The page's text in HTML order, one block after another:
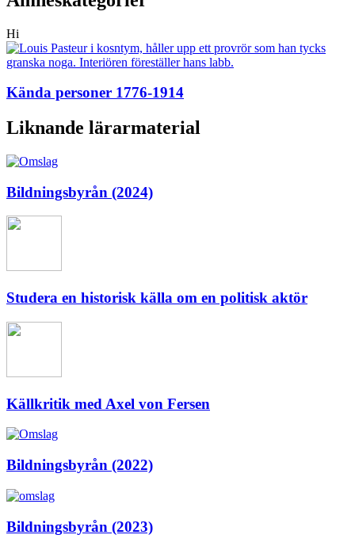
Hi
Kända personer 1776-1914
Liknande lärarmaterial
Bildningsbyrån (2024)
Studera en historisk källa om en politisk aktör
Källkritik med Axel von Fersen
Bildningsbyrån (2022)
Bildningsbyrån (2023)